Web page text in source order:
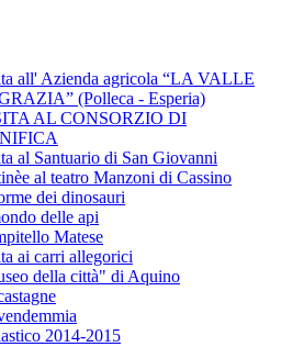
all' Azienda agricola “LA VALLE
(Polleca - Esperia)
AL CONSORZIO DI
al Santuario di San Giovanni
al teatro Manzoni di Cassino
dei dinosauri
delle api
Matese
ai carri allegorici
della città" di Aquino
2014-2015